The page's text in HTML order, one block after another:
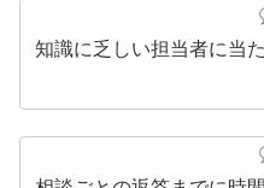
知識に乏しい担当者に当